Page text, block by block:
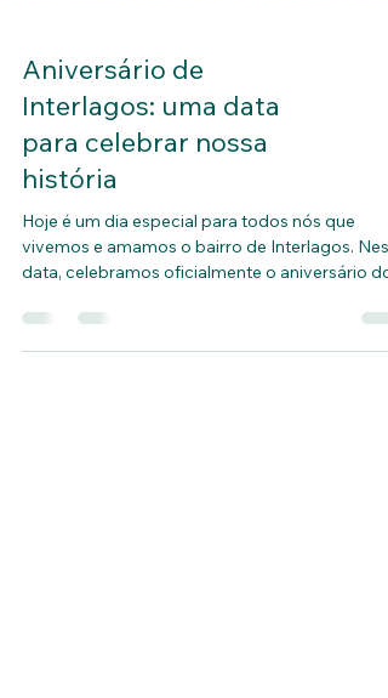
Aniversário de
Interlagos: uma data
para celebrar nossa
história
Hoje é um dia especial para todos nós que
data, celebramos oficialmente o aniversário